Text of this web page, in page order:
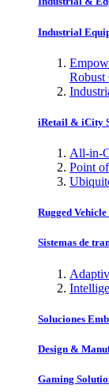
Industrial
Robust
iRetail & iCity
All-in-
Point
Rugged
Sistemas de
Soluciones
Design &
Gaming